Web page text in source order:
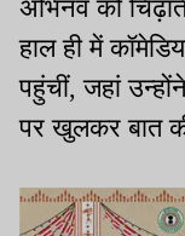
अभिनव को
हाल ही में
पहुंचीं, जहां
पर खुलकर बात